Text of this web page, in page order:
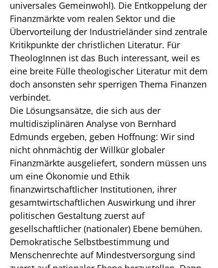
universales Gemeinwohl). Die Entkoppelung der
Finanzmärkte vom realen Sektor und die
Übervorteilung der Industrieländer sind zentrale
Kritikpunkte der christlichen Literatur. Für
TheologInnen ist das Buch interessant, weil es
eine breite Fülle theologischer Literatur mit dem
doch ansonsten sehr sperrigen Thema Finanzen
verbindet.
Die Lösungsansätze, die sich aus der
multidisziplinären Analyse von Bernhard
Edmunds ergeben, geben Hoffnung: Wir sind
nicht ohnmächtig der Willkür globaler
Finanzmärkte ausgeliefert, sondern müssen uns
um eine Ökonomie und Ethik
finanzwirtschaftlicher Institutionen, ihrer
gesamtwirtschaftlichen Auswirkung und ihrer
politischen Gestaltung zuerst auf
gesellschaftlicher (nationaler) Ebene bemühen.
Demokratische Selbstbestimmung und
Menschenrechte auf Mindestversorgung sind